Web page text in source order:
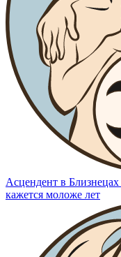
Асцендент в Близнецах
кажется моложе лет